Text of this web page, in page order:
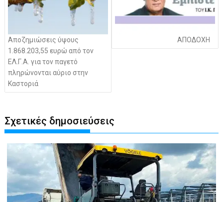
Αποζημιώσεις ύψους
1.868.203,55 ευρώ από τον
ΕΛ.Γ.Α. για τον παγετό
πληρώνονται αύριο στην
Καστοριά
ΑΠΟΔΟΧΗ
Σχετικές δημοσιεύσεις